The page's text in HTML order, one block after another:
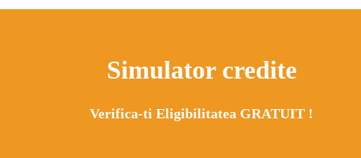
Simulator credite
Verifica-ti Eligibilitatea GRATUIT !